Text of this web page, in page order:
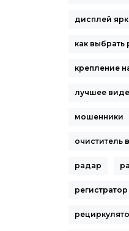
дисплей
как выбрать
крепление
лучшее
мошенники
очиститель
радар